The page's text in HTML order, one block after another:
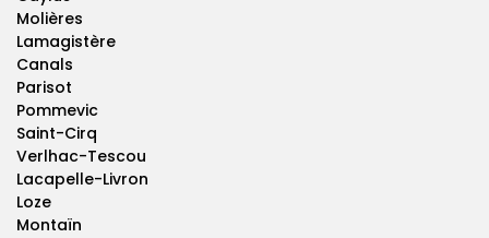
Molières
Lamagistère
Canals
Parisot
Pommevic
Saint-Cirq
Verlhac-Tescou
Lacapelle-Livron
Loze
Montaïn